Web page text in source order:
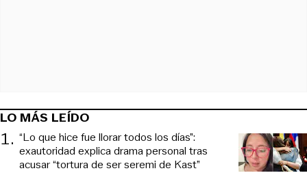
LO MÁS LEÍDO
1. “Lo que hice fue llorar todos los días”:
exautoridad explica drama personal tras
acusar “tortura de ser seremi de Kast”